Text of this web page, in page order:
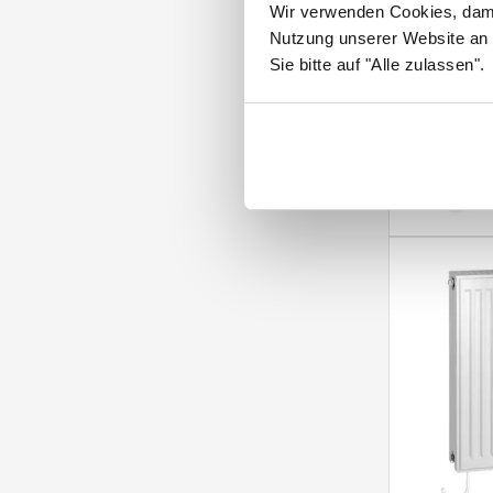
Wir verwenden Cookies,
Nutzung unserer Website
Sie bitte auf "Alle zulassen".